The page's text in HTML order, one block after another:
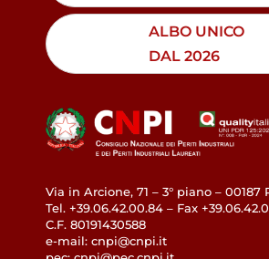
ALBO UNICO
DAL 2026
Via in Arcione, 71 – 3° piano – 00187
Tel. +39.06.42.00.84 – Fax
C.F. 80191430588
e-mail: cnpi@cnpi.it